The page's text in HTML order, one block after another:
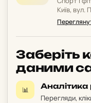
Київ, вул.
Заберіть
даними
📊
Перегляди,